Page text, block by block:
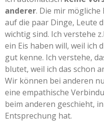
anderer. Die mir
auf die paar Dinge, Leute
wichtig sind. Ich verstehe
ein Eis haben will, weil ich
gut kenne. Ich verstehe,
blutet, weil ich das schon
Wir können bei anderen
eine empathische
beim anderen geschieht,
Entsprechung hat.